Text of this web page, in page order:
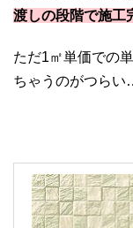
渡しの段階で施工
ただ1㎡単価での
ちゃうのがつらい